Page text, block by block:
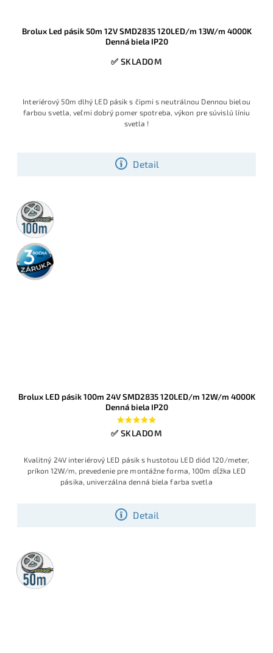
Brolux Led pásik 50m 12V SMD2835 120LED/m 13W/m 4000K
Denná biela IP20
✅ SKLADOM
Detail
Interiérový 50m dlhý LED pásik s čipmi s neutrálnou Dennou bielou
farbou svetla, veľmi dobrý pomer spotreba, výkon pre súvislú líniu
svetla !
100m
rolka
3 roky
záruka
Brolux LED pásik 100m 24V SMD2835 120LED/m 12W/m 4000K
Denná biela IP20
✅ SKLADOM
Detail
Kvalitný 24V interiérový LED pásik s hustotou LED diód 120/meter,
príkon 12W/m, prevedenie pre montážne forma, 100m dĺžka LED
pásika, univerzálna denná biela farba svetla
50m
rolka